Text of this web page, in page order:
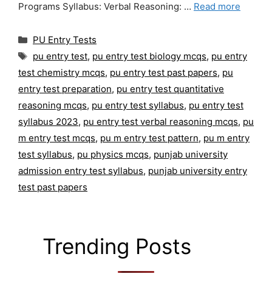
Programs Syllabus: Verbal Reasoning: … Read more
Categories
PU Entry Tests
Tags
pu entry test, pu entry test biology mcqs, pu entry
test chemistry mcqs, pu entry test past papers, pu
entry test preparation, pu entry test quantitative
reasoning mcqs, pu entry test syllabus, pu entry test
syllabus 2023, pu entry test verbal reasoning mcqs, pu
m entry test mcqs, pu m entry test pattern, pu m entry
test syllabus, pu physics mcqs, punjab university
admission entry test syllabus, punjab university entry
test past papers
Trending Posts